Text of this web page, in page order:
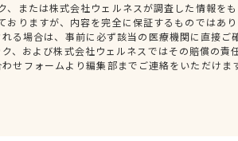
、または株式会社ウェルネスが調査した情報を
おりますが、内容を完全に保証するものではあ
る場合は、事前に必ず該当の医療機関に直接ご
、および株式会社ウェルネスではその賠償の責
せフォームより編集部までご連絡をいただけま